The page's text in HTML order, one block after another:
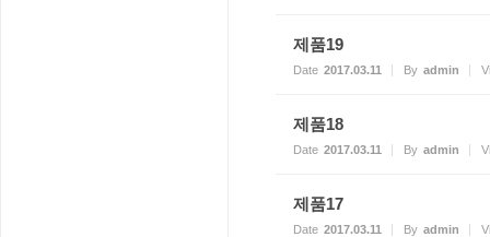
제품19
Date 2017.03.11 By admin
제품18
Date 2017.03.11 By admin
제품17
Date 2017.03.11 By admin